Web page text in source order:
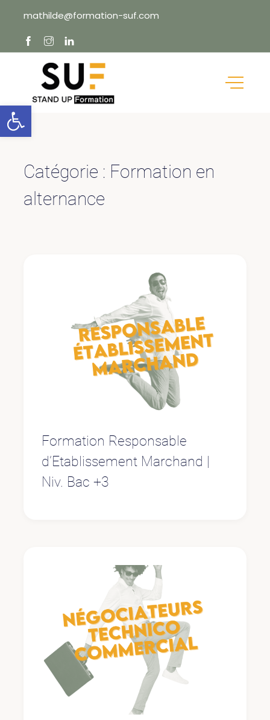
content
mathilde@formation-suf.com
Catégorie : Formation en
alternance
Formation Responsable
d’Etablissement Marchand |
Niv. Bac +3
Ouvrir la barre d’outils